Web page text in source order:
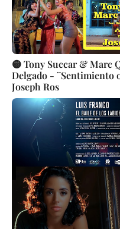
🟡 Tony Succar & Marc
Delgado -
Joseph Ros